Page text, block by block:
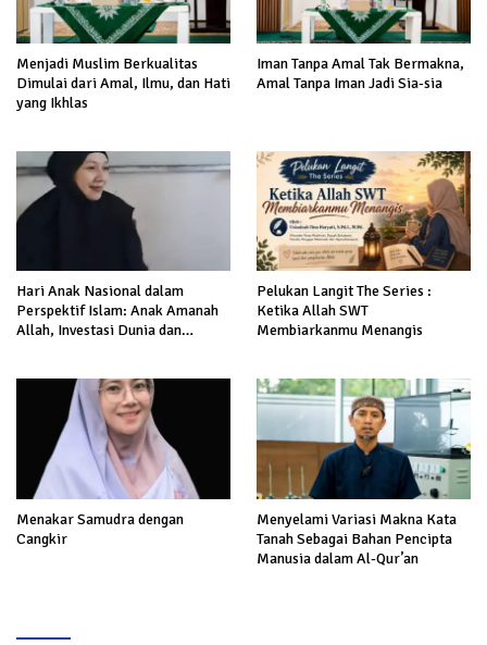
Menjadi Muslim Berkualitas
Dimulai dari Amal, Ilmu, dan Hati
yang Ikhlas
Iman Tanpa Amal Tak Bermakna,
Amal Tanpa Iman Jadi Sia-sia
Hari Anak Nasional dalam
Perspektif Islam: Anak Amanah
Allah, Investasi Dunia dan
Pelukan Langit The Series :
Ketika Allah SWT
Membiarkanmu Menangis
Menakar Samudra dengan
Cangkir
Menyelami Variasi Makna Kata
Tanah Sebagai Bahan Pencipta
Manusia dalam Al-Qur’an